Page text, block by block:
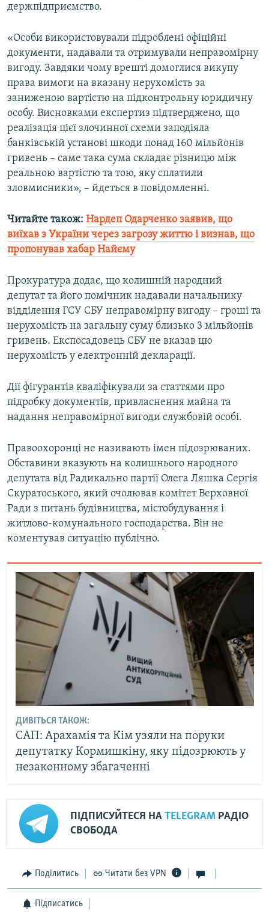
держпідприємство.
«Особи використовували підроблені офіційні
документи, надавали та отримували неправомірну
вигоду. Завдяки чому врешті домоглися викупу
права вимоги на вказану нерухомість за
заниженою вартістю на підконтрольну юридичну
особу. Висновками експертиз підтверджено, що
реалізація цієї злочинної схеми заподіяла
банківській установі шкоди понад 160 мільйонів
гривень – саме така сума складає різницю між
реальною вартістю та тою, яку сплатили
зловмисники», – йдеться в повідомленні.
Читайте також: Нардеп Одарченко заявив, що
виїхав з України через загрозу життю і визнав, що
пропонував хабар Найєму
Прокуратура додає, що колишній народний
депутат та його помічник надавали начальнику
відділення ГСУ СБУ неправомірну вигоду – гроші та
нерухомість на загальну суму близько 3 мільйонів
гривень. Експосадовець СБУ не вказав цю
нерухомість у електронній декларації.
Дії фігурантів кваліфікували за статтями про
підробку документів, привласнення майна та
надання неправомірної вигоди службовій особі.
Правоохоронці не називають імен підозрюваних.
Обставини вказують на колишнього народного
депутата від Радикально партії Олега Ляшка Сергія
Скуратоського, який очолював комітет Верховної
Ради з питань будівництва, містобудування і
житлово-комунального господарства. Він не
коментував ситуацію публічно.
ДИВІТЬСЯ ТАКОЖ:
САП: Арахамія та Кім узяли на поруки
депутатку Кормишкіну, яку підозрюють у
незаконному збагаченні
ПІДПИСУЙТЕСЯ НА TELEGRAM РАДІО
СВОБОДА
Поділитись Читати без VPN
Підписатись